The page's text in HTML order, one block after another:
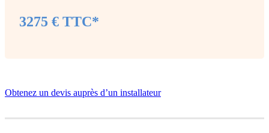
3275 € TTC*
Obtenez un devis auprès d’un installateur